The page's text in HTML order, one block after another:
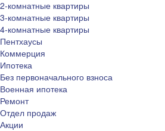
2-комнатные квартиры
3-комнатные квартиры
4-комнатные квартиры
Пентхаусы
Коммерция
Ипотека
Без первоначального взноса
Военная ипотека
Ремонт
Отдел продаж
Акции